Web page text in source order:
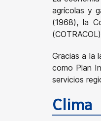
agrícolas y
(1968), la
Gracias a la
como Plan
servicios
Clima